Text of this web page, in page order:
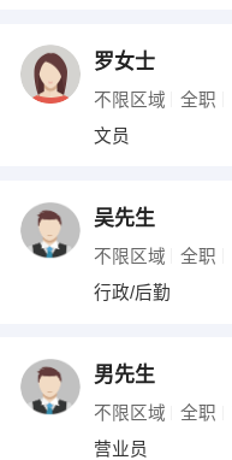
罗女士
不限区域 全职
文员
吴先生
不限区域 全职
行政/后勤
男先生
不限区域 全职
营业员